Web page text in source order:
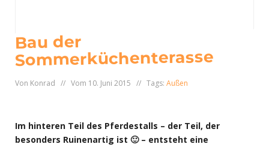
Bau der
Sommerküchenterasse
Von Konrad // Vom 10. Juni 2015 // Tags: Außen
Im hinteren Teil des Pferdestalls – der Teil, der
besonders Ruinenartig ist 🙂 – entsteht eine